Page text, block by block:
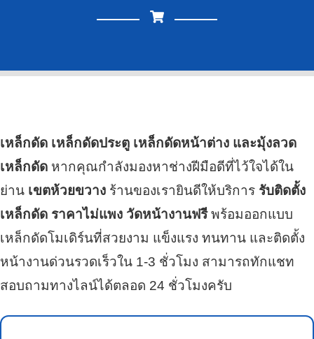
เหล็กดัด เหล็กดัดประตู เหล็กดัดหน้าต่าง และมุ้งลวด
เหล็กดัด หากคุณกำลังมองหาช่างฝีมือดีที่ไว้ใจได้ใน
ย่าน เขตห้วยขวาง ร้านของเรายินดีให้บริการ รับติดตั้ง
เหล็กดัด ราคาไม่แพง วัดหน้างานฟรีพร้อมออกแบบ
เหล็กดัดโมเดิร์นที่สวยงาม แข็งแรง ทนทาน และติดตั้ง
หน้างานด่วนรวดเร็วใน 1-3 ชั่วโมง สามารถทักแชท
สอบถามทางไลน์ได้ตลอด 24 ชั่วโมงครับ